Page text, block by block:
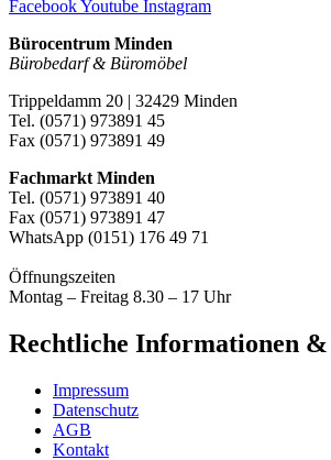
FacebookYoutube Instagram
Bürocentrum Minden
Bürobedarf & Büromöbel
Trippeldamm 20 | 32429 Minden
Tel. (0571) 973891 45
Fax (0571) 973891 49
Fachmarkt Minden
Tel. (0571) 973891 40
Fax (0571) 973891 47
WhatsApp (0151) 176 49 71
Öffnungszeiten
Montag – Freitag 8.30 – 17 Uhr
Rechtliche Informationen
Impressum
Datenschutz
AGB
Kontakt